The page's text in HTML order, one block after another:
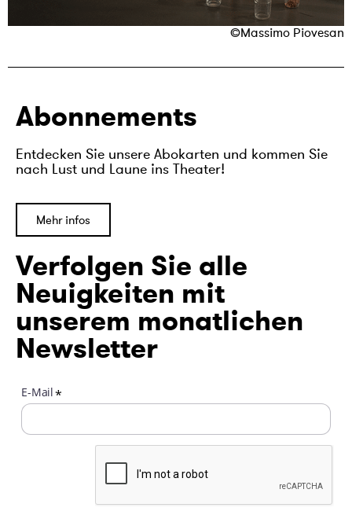
©Massimo Piovesan
Abonnements
Entdecken Sie unsere Abokarten und kommen Sie
nach Lust und Laune ins Theater!
Mehr infos
Verfolgen Sie alle
Neuigkeiten mit
unserem monatlichen
Newsletter
E-Mail*